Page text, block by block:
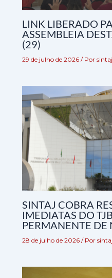
LINK LIBERADO
ASSEMBLEIA
(29)
29 de julho de 2026 / Por sintaj
SINTAJ COBRA
IMEDIATAS DO
PERMANENTE DE
28 de julho de 2026 / Por